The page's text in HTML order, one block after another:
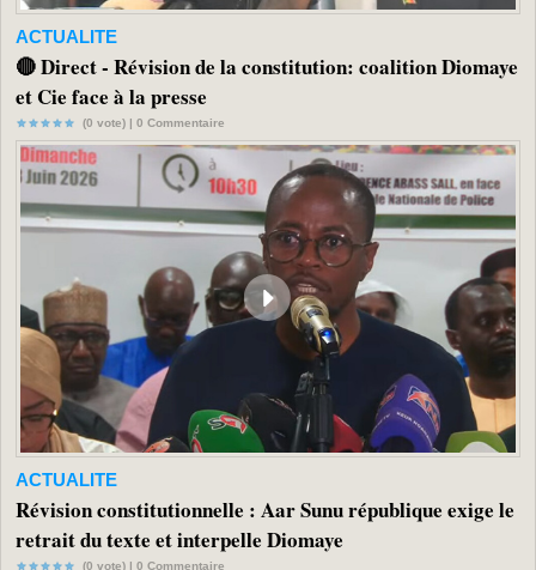
ACTUALITE
🔴 Direct - Révision de la constitution: coalition Diomaye
et Cie face à la presse
(0 vote) | 0 Commentaire
ACTUALITE
Révision constitutionnelle : Aar Sunu république exige le
retrait du texte et interpelle Diomaye
(0 vote) | 0 Commentaire